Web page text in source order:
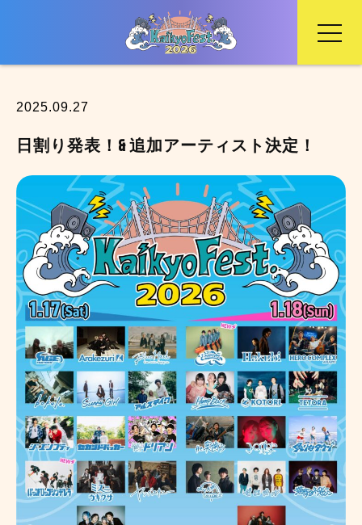
2025.09.27
日割り発表！& 追加アーティスト決定！